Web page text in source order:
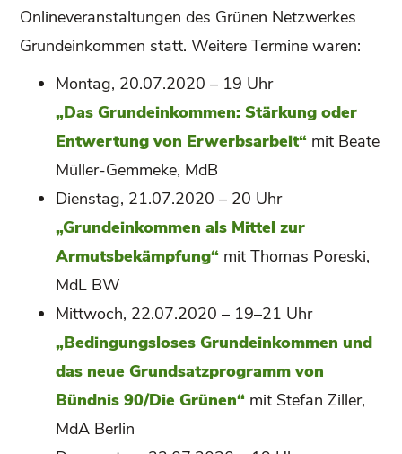
Onlineveranstaltungen des Grünen Netzwerkes
Grundeinkommen statt. Weitere Termine waren:
Montag, 20.07.2020 – 19 Uhr
„Das Grundeinkommen: Stärkung oder
Entwertung von Erwerbsarbeit“ mit Beate
Müller-Gemmeke, MdB
Dienstag, 21.07.2020 – 20 Uhr
„Grundeinkommen als Mittel zur
Armutsbekämpfung“ mit Thomas Poreski,
MdL BW
Mittwoch, 22.07.2020 – 19–21 Uhr
„Bedingungsloses Grundeinkommen und
das neue Grundsatzprogramm von
Bündnis 90/Die Grünen“ mit Stefan Ziller,
MdA Berlin